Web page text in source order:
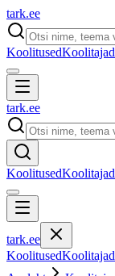
tark.ee
KoolitusedKoolitajad
tark.ee
KoolitusedKoolitajad
tark.ee
KoolitusedKoolitajad